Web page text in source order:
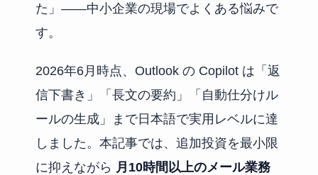
た」——中小企業の現場でよくある悩みで
す。
2026年6月時点、Outlook の Copilot は「返
信下書き」「長文の要約」「自動仕分けル
ールの生成」まで日本語で実用レベルに達
しました。本記事では、追加投資を最小限
に抑えながら 月10時間以上のメール業務